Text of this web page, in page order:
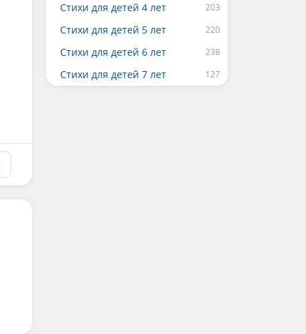
Стихи для детей 4 лет
Стихи для детей 5 лет
Стихи для детей 6 лет
Стихи для детей 7 лет